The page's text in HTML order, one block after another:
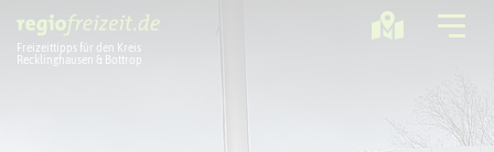
Freizeittipps für den Kreis
Recklinghausen & Bottrop